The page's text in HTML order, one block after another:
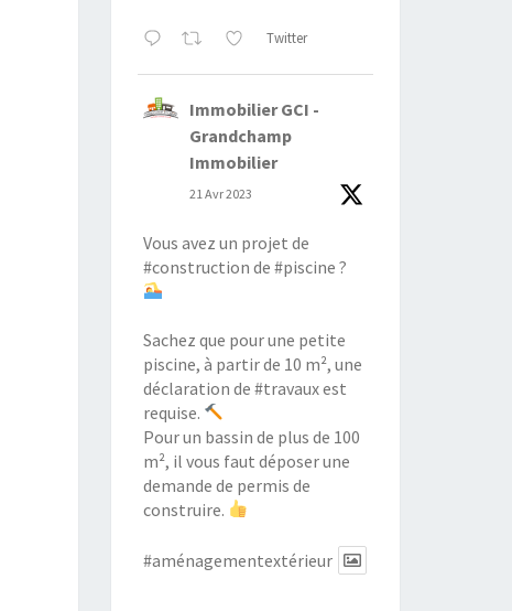
Twitter
Immobilier GCI -
Grandchamp
Immobilier
21 Avr 2023
Vous avez un projet de
#construction de #piscine ?
Sachez que pour une petite
piscine, à partir de 10 m², une
déclaration de #travauxest
requise.
Pour un bassin de plus de 100
m², il vous faut déposer une
demande de permis de
construire.
#aménagementextérieur